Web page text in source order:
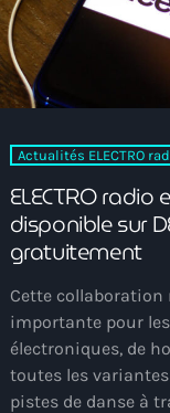
Actualités ELECTRO
ELECTRO
disponible sur
gratuitement
Cette collaboration
importante pour
électroniques, de
toutes les
pistes de danse à